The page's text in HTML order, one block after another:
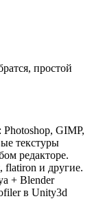
простой
GIMP,
текстуры
редакторе.
flatiron и другие.
+ Blender
в Unity3d